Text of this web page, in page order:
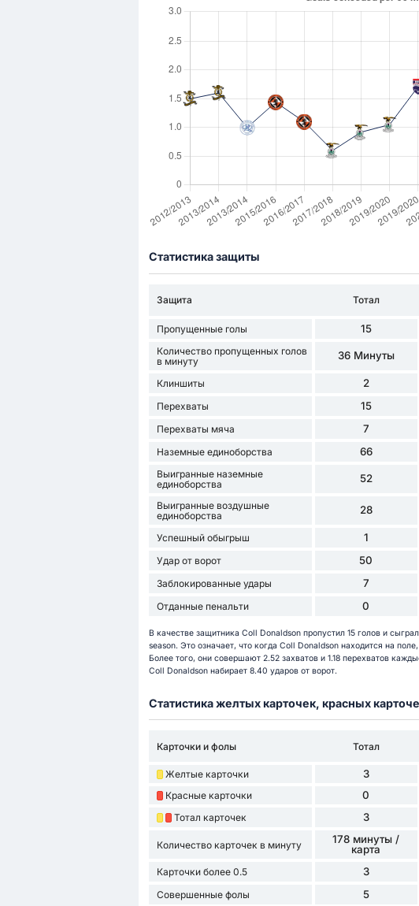
Статистика защиты
Защита Тотал
Пропущенные голы 15
Количество пропущенных голов
в минуту
36 Минуты
Клиншиты 2
Перехваты 15
Перехваты мяча 7
Наземные единоборства 66
Выигранные наземные
единоборства
52
Выигранные воздушные
единоборства
28
Успешный обыгрыш 1
Удар от ворот 50
Заблокированные удары 7
Отданные пенальти 0
В качестве защитника Coll Donaldson пропустил 15 голов и
season. Это означает, что когда Coll Donaldson находится на
Более того, они совершают 2.52 захватов и 1.18 перехватов
Coll Donaldson набирает 8.40 ударов от ворот.
Статистика желтых карточек, красных
Карточки и фолы Тотал
Желтые карточки 3
Красные карточки 0
Тотал карточек 3
Количество карточек в минуту
178 минуты /
карта
Карточки более 0.5 3
Совершенные фолы 5